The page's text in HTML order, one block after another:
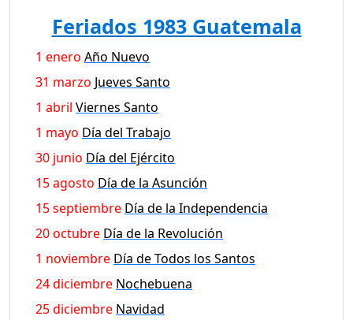
Feriados 1983 Guatemala
1 enero Año Nuevo
31 marzo Jueves Santo
1 abril Viernes Santo
1 mayo Día del Trabajo
30 junio Día del Ejército
15 agosto Día de la Asunción
15 septiembre Día de la Independencia
20 octubre Día de la Revolución
1 noviembre Día de Todos los Santos
24 diciembre Nochebuena
25 diciembre Navidad